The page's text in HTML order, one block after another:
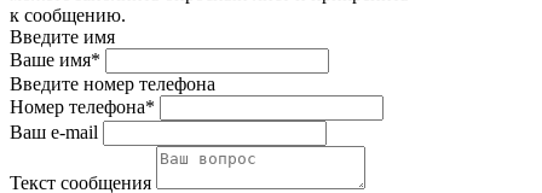
к сообщению.
Введите имя
Ваше имя*
Введите номер телефона
Номер телефона*
Ваш e-mail
Текст сообщения